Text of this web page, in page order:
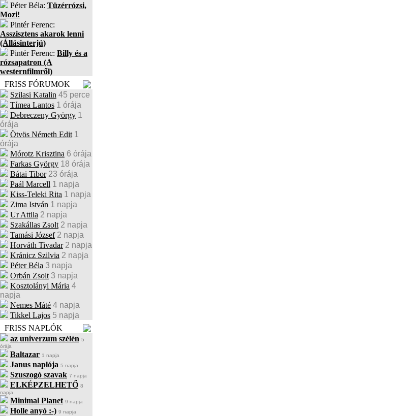
Péter Béla: Tüzérrózsi,
Mozi!
Pintér Ferenc:
Asszisztens akarok lenni
(Állásinterjú)
Pintér Ferenc: Billy és a
rózsapatron (A
westernfilmről)
FRISS FÓRUMOK
Szilasi Katalin 45 perce
Tímea Lantos 1 órája
Debreczeny György 1
órája
Ötvös Németh Edit 1
órája
Mórotz Krisztina 6 órája
Farkas György 18 órája
Bátai Tibor 23 órája
Paál Marcell 1 napja
Kiss-Teleki Rita 1 napja
Zima István 1 napja
Ur Attila 2 napja
Szakállas Zsolt 2 napja
Tamási József 2 napja
Horváth Tivadar 2 napja
Kránicz Szilvia 2 napja
Péter Béla 3 napja
Orbán Zsolt 3 napja
Kosztolányi Mária 4
napja
Nemes Máté 4 napja
Tikkel Lajos 5 napja
FRISS NAPLÓK
az univerzum szélén 5
órája
Baltazar 1 napja
Janus naplója 5 napja
Szuszogó szavak 7 napja
ELKÉPZELHETŐ 8
napja
Minimal Planet 9 napja
Holle anyó :-) 9 napja